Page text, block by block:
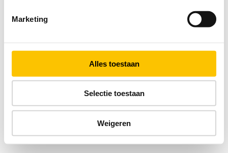
Marketing
Alles toestaan
Selectie toestaan
Weigeren